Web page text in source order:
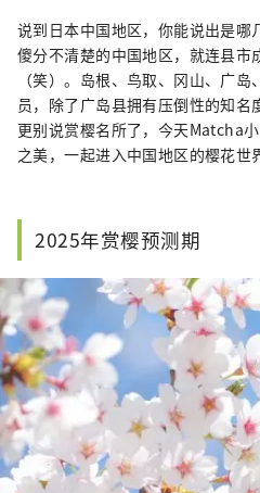
说到日本中国地区，你能说出是哪
傻分不清楚的中国地区，就连县市
（笑）。岛根、鸟取、冈山、广
员，除了广岛县拥有压倒性的知名
更别说赏樱名所了，今天Matcha
之美，一起进入中国地区的樱花世
2025年赏樱预测期